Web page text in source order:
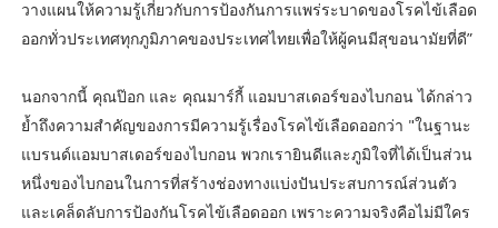
วางแผนให้ความรู้เกี่ยวกับการป้องกันการแพร่ระบาดของโรคไข้เลือด
ออกทั่วประเทศทุกภูมิภาคของประเทศไทยเพื่อให้ผู้คนมีสุขอนามัยที่ดี”
นอกจากนี้ คุณป๊อก และ คุณมาร์กี้ แอมบาสเดอร์ของไบกอน ได้กล่าว
ย้ำถึงความสำคัญของการมีความรู้เรื่องโรคไข้เลือดออกว่า "ในฐานะ
แบรนด์แอมบาสเดอร์ของไบกอน พวกเรายินดีและภูมิใจที่ได้เป็นส่วน
หนึ่งของไบกอนในการที่สร้างช่องทางแบ่งปันประสบการณ์ส่วนตัว
และเคล็ดลับการป้องกันโรคไข้เลือดออก เพราะความจริงคือไม่มีใคร